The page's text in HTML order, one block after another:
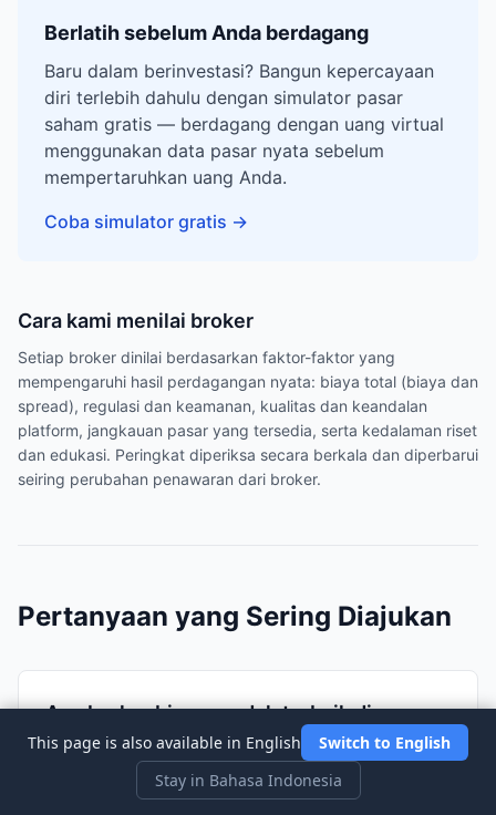
Berlatih sebelum Anda berdagang
Baru dalam berinvestasi? Bangun kepercayaan
diri terlebih dahulu dengan simulator pasar
saham gratis — berdagang dengan uang virtual
menggunakan data pasar nyata sebelum
mempertaruhkan uang Anda.
Coba simulator gratis →
Cara kami menilai broker
Setiap broker dinilai berdasarkan faktor-faktor yang
mempengaruhi hasil perdagangan nyata: biaya total (biaya dan
spread), regulasi dan keamanan, kualitas dan keandalan
platform, jangkauan pasar yang tersedia, serta kedalaman riset
dan edukasi. Peringkat diperiksa secara berkala dan diperbarui
seiring perubahan penawaran dari broker.
Pertanyaan yang Sering Diajukan
Apa broker biaya rendah terbaik di
Finlandia pada tahun 2026?
Berdasarkan analisis kami, Interactive Brokers
This page is also available in English
Switch to English
Stay in Bahasa Indonesia